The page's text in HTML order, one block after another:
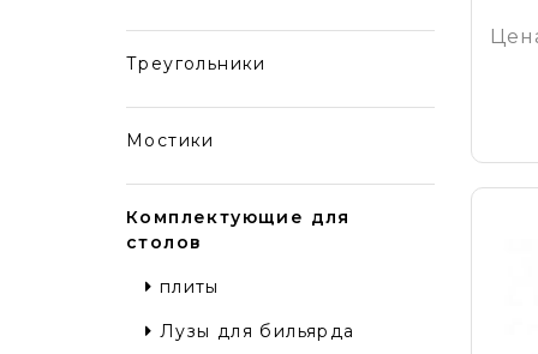
Треугольники
Мостики
Комплектующие для
столов
плиты
Лузы для бильярда